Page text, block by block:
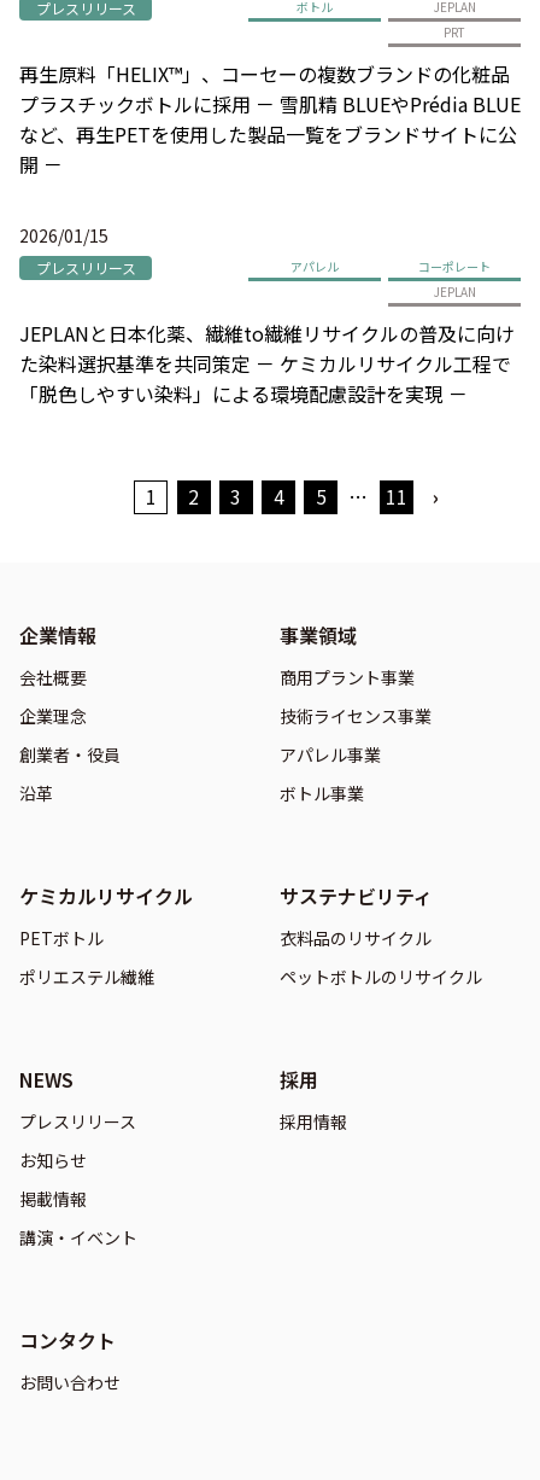
プレスリリース ボトル
JEPLAN
PRT
再生原料「HELIX™」、コーセーの複数ブランドの化粧品
プラスチックボトルに採用 － 雪肌精 BLUEやPrédia BLUE
など、再生PETを使用した製品一覧をブランドサイトに公
開 －
2026/01/15
プレスリリース アパレル
コーポレート
JEPLAN
JEPLANと日本化薬、繊維to繊維リサイクルの普及に向け
た染料選択基準を共同策定 － ケミカルリサイクル工程で
「脱色しやすい染料」による環境配慮設計を実現 －
1 2 3 4 5 … 11 ›
企業情報
会社概要
企業理念
創業者・役員
沿革
事業領域
商用プラント事業
技術ライセンス事業
アパレル事業
ボトル事業
ケミカルリサイクル
PETボトル
ポリエステル繊維
サステナビリティ
衣料品のリサイクル
ペットボトルのリサイクル
NEWS
プレスリリース
お知らせ
掲載情報
講演・イベント
採用
採用情報
コンタクト
お問い合わせ